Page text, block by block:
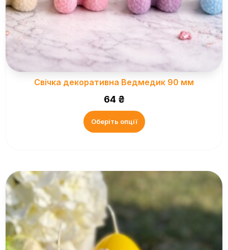
Свічка декоративна Ведмедик 90 мм
64 ₴
Оберіть опції